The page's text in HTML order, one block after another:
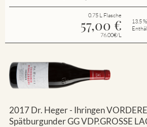
0.75 L Flasche
57,00 €
76.00€/L
13.5
2017 Dr. Heger - Ihringen
Spätburgunder GG VDP.GROSSE